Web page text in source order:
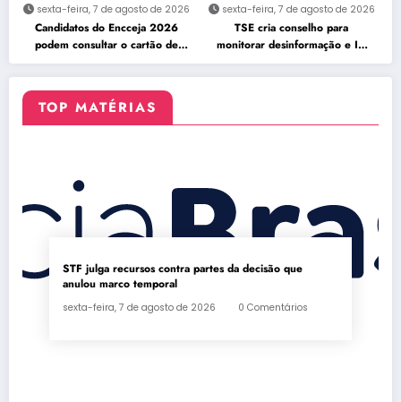
sexta-feira, 7 de agosto de 2026
Candidatos do Encceja 2026
podem consultar o cartão de
inscrição
sexta-feira, 7 de agosto de 2026
TSE cria conselho para
monitorar desinformação e IA
nas eleições
TOP MATÉRIAS
STF julga recursos contra partes da decisão que
anulou marco temporal
sexta-feira, 7 de agosto de 2026 0 Comentários